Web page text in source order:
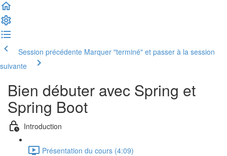
Session précédente Marquer "terminé" et passer à la session
suivante
Bien débuter avec Spring et
Spring Boot
Introduction
Présentation du cours (4:09)